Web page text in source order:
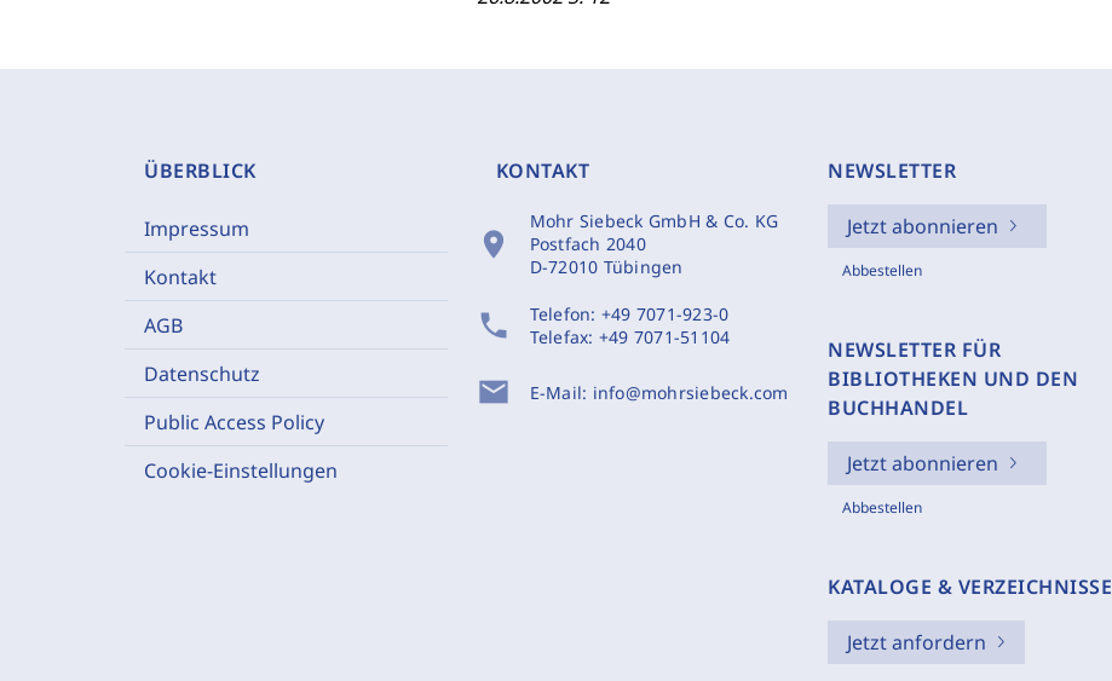
ÜBERBLICK
Impressum
Kontakt
AGB
Datenschutz
Public Access Policy
Cookie-Einstellungen
KONTAKT
location_on
Mohr Siebeck GmbH & Co. KG
Postfach 2040
D-72010 Tübingen
phone Telefon: +49 7071-923-0
Telefax: +49 7071-51104
mail E-Mail: info@mohrsiebeck.com
NEWSLETTER
Jetzt abonnieren
Abbestellen
NEWSLETTER FÜR
BIBLIOTHEKEN UND DEN
BUCHHANDEL
Jetzt abonnieren
Abbestellen
KATALOGE & VERZEICHNISSE
Jetzt anfordern